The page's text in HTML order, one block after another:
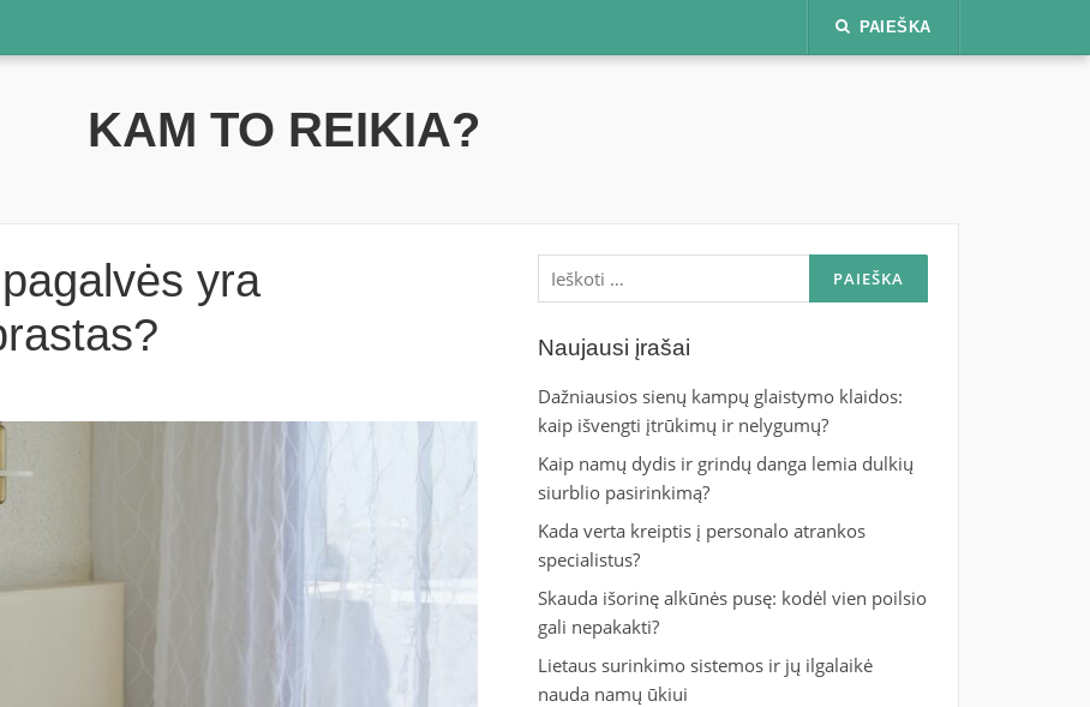
PAIEŠKA
KAM TO REIKIA?
yra
Ieškoti:
Naujausi įrašai
Dažniausios sienų kampų glaistymo klaidos:
kaip išvengti įtrūkimų ir nelygumų?
Kaip namų dydis ir grindų danga lemia dulkių
siurblio pasirinkimą?
Kada verta kreiptis į personalo atrankos
specialistus?
Skauda išorinę alkūnės pusę: kodėl vien poilsio
gali nepakakti?
Lietaus surinkimo sistemos ir jų ilgalaikė
nauda namų ūkiui